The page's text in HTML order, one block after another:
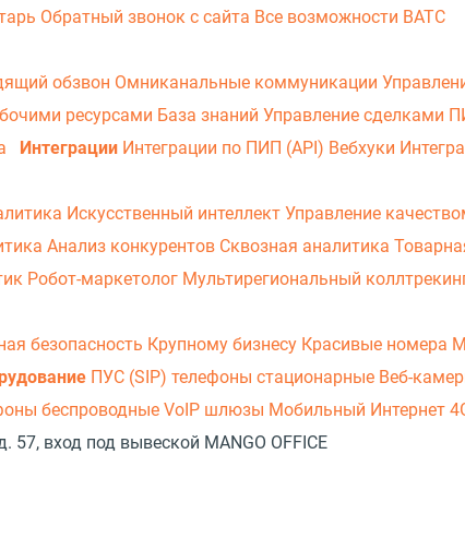
Обратный звонок с сайта Все возможности ВАТС
обзвон Омниканальные коммуникации
ресурсами База знаний Управление сделками
Интеграции Интеграции по ПИП (API) Вебхуки
Искусственный интеллект Управление
Анализ конкурентов Сквозная аналитика
Робот-маркетолог Мультирегиональный
безопасность Крупному бизнесу Красивые номера
ПУС (SIP) телефоны стационарные Веб-
беспроводные VoIP шлюзы Мобильный Интернет
вход под вывеской MANGO OFFICE